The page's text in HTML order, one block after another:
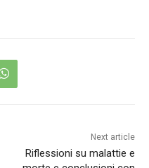
Next article
Riflessioni su malattie e